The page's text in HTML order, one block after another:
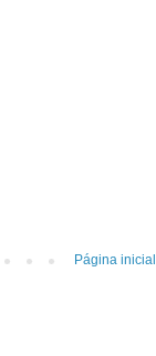
Página inicial